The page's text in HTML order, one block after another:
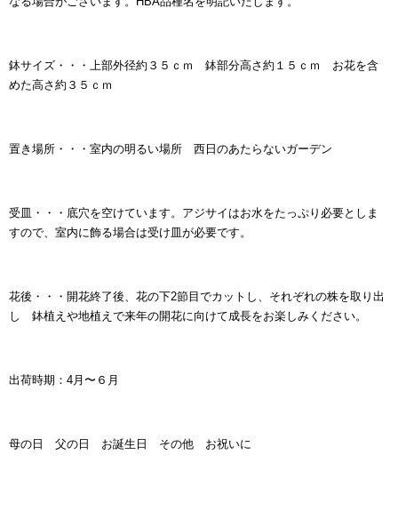
鉢サイズ・・・上部外径約３５ｃｍ 鉢部分高さ約１５ｃｍ お花を含
めた高さ約３５ｃｍ
置き場所・・・室内の明るい場所 西日のあたらないガーデン
受皿・・・底穴を空けています。アジサイはお水をたっぷり必要としま
すので、室内に飾る場合は受け皿が必要です。
花後・・・開花終了後、花の下2節目でカットし、それぞれの株を取り出
し 鉢植えや地植えで来年の開花に向けて成長をお楽しみください。
出荷時期：4月〜６月
母の日 父の日 お誕生日 その他 お祝いに